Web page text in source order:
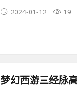
2024-01-12 19